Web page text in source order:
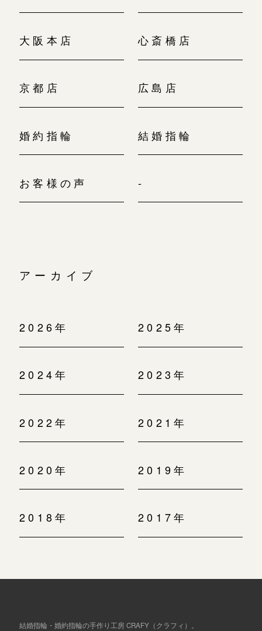
大阪本店 心斎橋店
京都店 広島店
婚約指輪 結婚指輪
お客様の声 -
アーカイブ
2026年 2025年
2024年 2023年
2022年 2021年
2020年 2019年
2018年 2017年
結婚指輪・婚約指輪の手作り工房 CRAFY（クラフィ）。